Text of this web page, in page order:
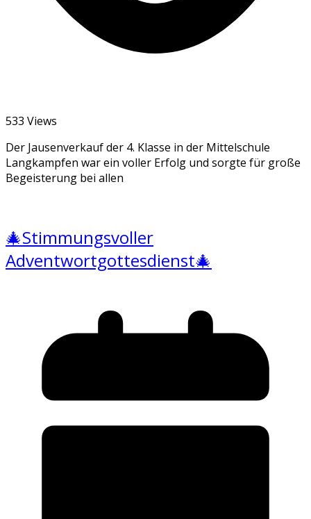
533 Views
Der Jausenverkauf der 4. Klasse in der Mittelschule
Langkampfen war ein voller Erfolg und sorgte für große
Begeisterung bei allen
🎄Stimmungsvoller
Adventwortgottesdienst🎄